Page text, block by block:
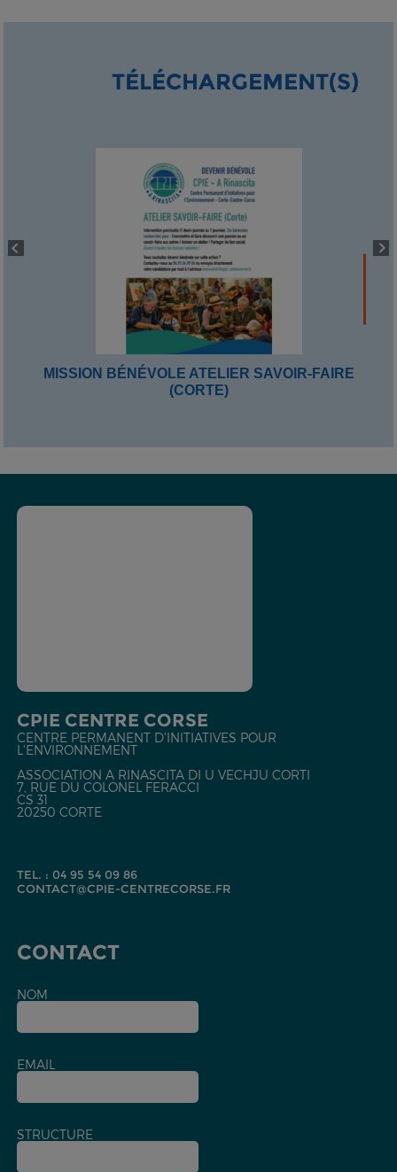
TÉLÉCHARGEMENT(S)
MISSION BÉNÉVOLE ATELIER SAVOIR-FAIRE
(CORTE)
CPIE CENTRE CORSE
CENTRE PERMANENT D'INITIATIVES POUR
L'ENVIRONNEMENT
ASSOCIATION A RINASCITA DI U VECHJU CORTI
7, RUE DU COLONEL FERACCI
CS 31
20250 CORTE
TEL. : 04 95 54 09 86
CONTACT@CPIE-CENTRECORSE.FR
CONTACT
NOM
EMAIL
STRUCTURE